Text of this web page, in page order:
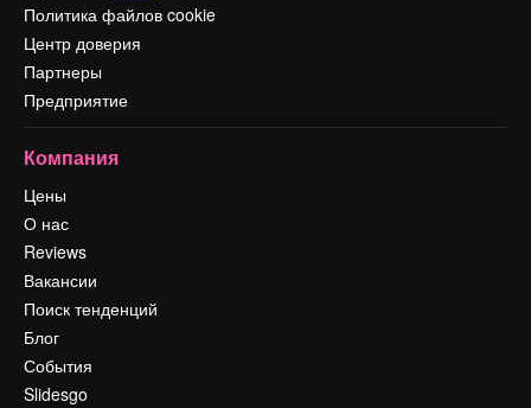
Политика файлов cookie
Центр доверия
Партнеры
Предприятие
Компания
Цены
О нас
Reviews
Вакансии
Поиск тенденций
Блог
События
Slidesgo